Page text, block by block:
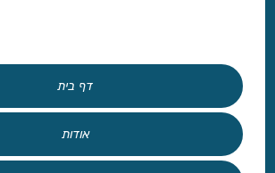
דף בית
אודות